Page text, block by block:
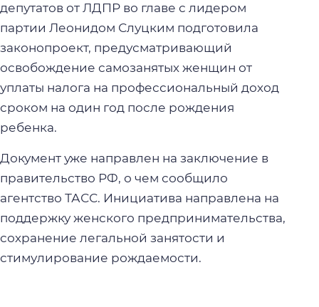
депутатов от ЛДПР во главе с лидером
партии Леонидом Слуцким подготовила
законопроект, предусматривающий
освобождение самозанятых женщин от
уплаты налога на профессиональный доход
сроком на один год после рождения
ребенка.
Документ уже направлен на заключение в
правительство РФ, о чем сообщило
агентство ТАСС. Инициатива направлена на
поддержку женского предпринимательства,
сохранение легальной занятости и
стимулирование рождаемости.